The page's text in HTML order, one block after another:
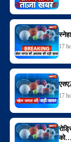
17
17
को…